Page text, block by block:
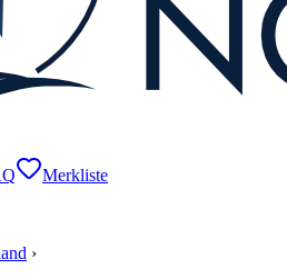
Merkliste
›